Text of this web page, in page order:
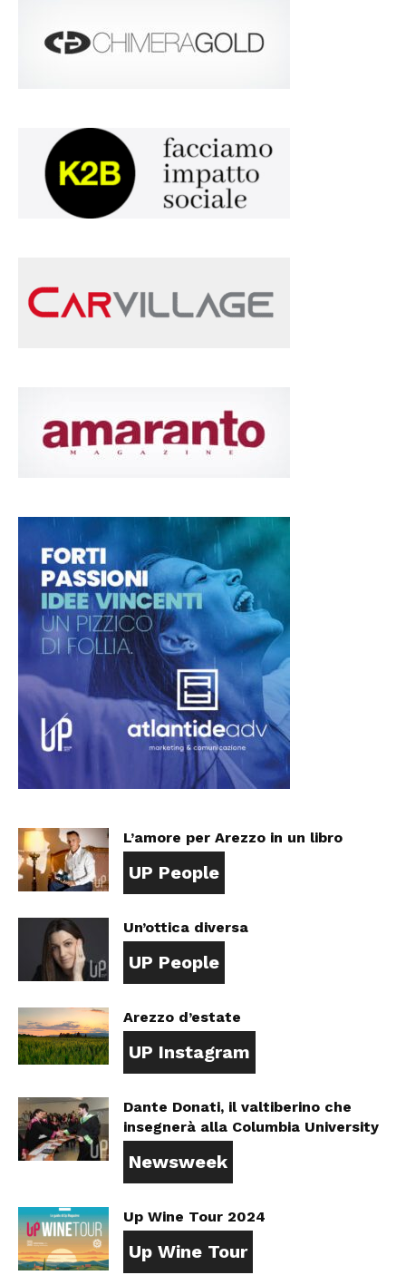
L’amore per Arezzo in un libro
UP People
Un’ottica diversa
UP People
Arezzo d’estate
UP Instagram
Dante Donati, il valtiberino che
insegnerà alla Columbia University
Newsweek
Up Wine Tour 2024
Up Wine Tour